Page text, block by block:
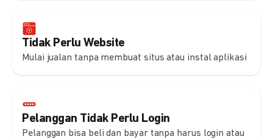
Tidak Perlu Website
Mulai jualan tanpa membuat situs atau instal aplikasi
Pelanggan Tidak Perlu Login
Pelanggan bisa beli dan bayar tanpa harus login atau